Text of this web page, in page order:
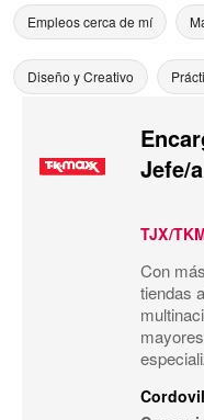
Empleos cerca de mí
Diseño y Creativo
Jefe/
TJX/
Con
tiendas